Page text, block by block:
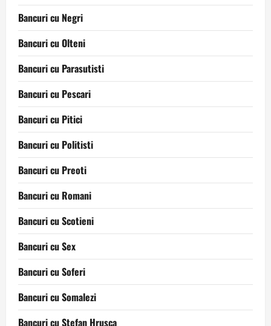
Bancuri cu Negri
Bancuri cu Olteni
Bancuri cu Parasutisti
Bancuri cu Pescari
Bancuri cu Pitici
Bancuri cu Politisti
Bancuri cu Preoti
Bancuri cu Romani
Bancuri cu Scotieni
Bancuri cu Sex
Bancuri cu Soferi
Bancuri cu Somalezi
Bancuri cu Stefan Hrusca